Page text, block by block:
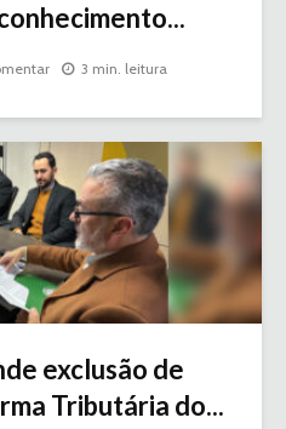
3 min. leitura
exclusão de
Tributária do...